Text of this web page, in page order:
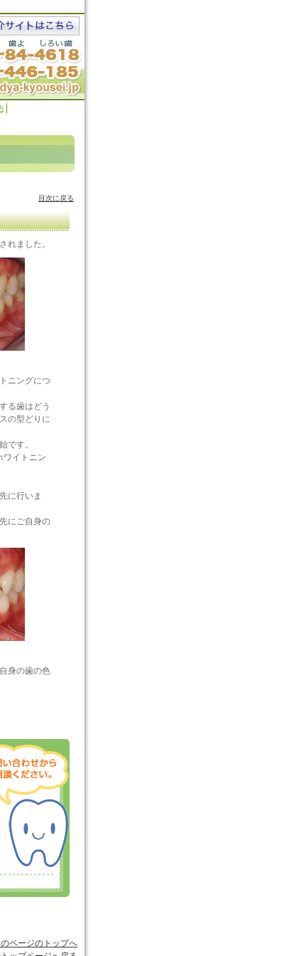
目次に戻る
れました。
ニングにつ
る歯はどう
の型どりに
です。
ワイトニン
に行いま
にご自身の
身の歯の色
ページのトップへ